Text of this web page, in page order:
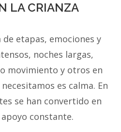
LA CRIANZA
de etapas, emociones y
noches largas,
movimiento y otros en
es calma. En
se han convertido en
constante.